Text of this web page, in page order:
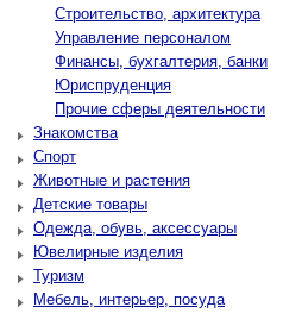
Строительство, архитектура
Управление персоналом
Финансы, бухгалтерия, банки
Юриспруденция
Прочие сферы деятельности
Знакомства
Спорт
Животные и растения
Детские товары
Одежда, обувь, аксессуары
Ювелирные изделия
Туризм
Мебель, интерьер, посуда